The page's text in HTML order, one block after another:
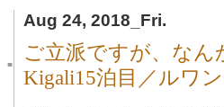
Aug 24, 2018_Fri.
■
ご立派ですが、なん
Kigali15泊目／ルワ